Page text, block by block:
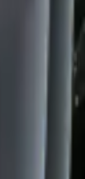
y
se instala.